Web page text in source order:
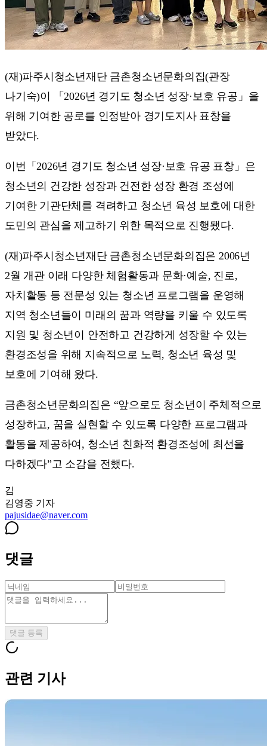
(재)파주시청소년재단 금촌청소년문화의집(관장
나기숙)이 「2026년 경기도 청소년 성장·보호 유공」을
위해 기여한 공로를 인정받아 경기도지사 표창을
받았다.
이번「2026년 경기도 청소년 성장·보호 유공 표창」은
청소년의 건강한 성장과 건전한 성장 환경 조성에
기여한 기관단체를 격려하고 청소년 육성 보호에 대한
도민의 관심을 제고하기 위한 목적으로 진행됐다.
(재)파주시청소년재단 금촌청소년문화의집은 2006년
2월 개관 이래 다양한 체험활동과 문화·예술, 진로,
자치활동 등 전문성 있는 청소년 프로그램을 운영해
지역 청소년들이 미래의 꿈과 역량을 키울 수 있도록
지원 및 청소년이 안전하고 건강하게 성장할 수 있는
환경조성을 위해 지속적으로 노력, 청소년 육성 및
보호에 기여해 왔다.
금촌청소년문화의집은 “앞으로도 청소년이 주체적으로
성장하고, 꿈을 실현할 수 있도록 다양한 프로그램과
활동을 제공하여, 청소년 친화적 환경조성에 최선을
다하겠다”고 소감을 전했다.
김
김영중 기자
pajusidae@naver.com
댓글
댓글 등록
관련 기사